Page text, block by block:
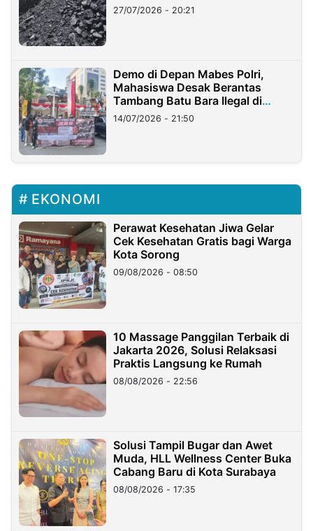
Stockpile
27/07/2026 - 20:21
Demo di Depan Mabes Polri,
Mahasiswa Desak Berantas
Tambang Batu Bara Ilegal di
Lampung
14/07/2026 - 21:50
EKONOMI
Perawat Kesehatan Jiwa Gelar
Cek Kesehatan Gratis bagi Warga
Kota Sorong
09/08/2026 - 08:50
10 Massage Panggilan Terbaik di
Jakarta 2026, Solusi Relaksasi
Praktis Langsung ke Rumah
08/08/2026 - 22:56
Solusi Tampil Bugar dan Awet
Muda, HLL Wellness Center Buka
Cabang Baru di Kota Surabaya
08/08/2026 - 17:35